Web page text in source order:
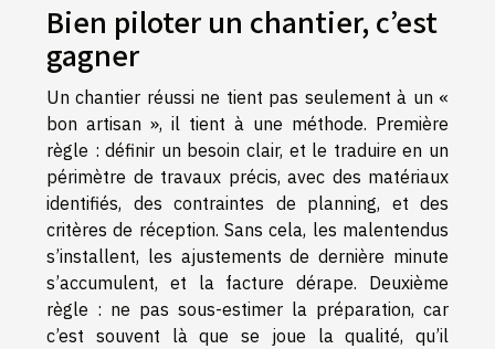
Bien piloter un chantier, c’est
gagner
Un chantier réussi ne tient pas seulement à un «
bon artisan », il tient à une méthode. Première
règle : définir un besoin clair, et le traduire en un
périmètre de travaux précis, avec des matériaux
identifiés, des contraintes de planning, et des
critères de réception. Sans cela, les malentendus
s’installent, les ajustements de dernière minute
s’accumulent, et la facture dérape. Deuxième
règle : ne pas sous-estimer la préparation, car
c’est souvent là que se joue la qualité, qu’il